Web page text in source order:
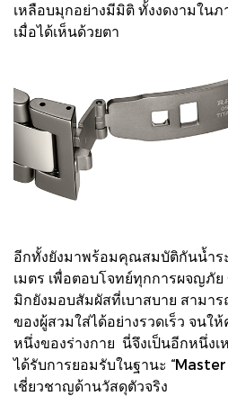
เหลือบมุกอย่างมีมิติ ทั้งงดงามใน
เมื่อได้เห็นด้วยตา
อีกทั้งยังมาพร้อมคุณสมบัติกันน้ำร
เมตร เพื่อตอบโจทย์ทุกการผจญภัย
มิกยังมอบสัมผัสที่เบาสบาย สามา
ของผู้สวมใส่ได้อย่างรวดเร็ว จนใ
หนึ่งของร่างกาย นี่จึงเป็นอีกหนึ่ง
ได้รับการยอมรับในฐานะ
เชี่ยวชาญด้านวัสดุตัวจริง